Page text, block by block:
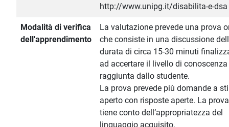
http://www.unipg.it/disabilita-e-dsa
Modalità di verifica
dell'apprendimento
La valutazione prevede una prova
che consiste in una discussione
durata di circa 15-30 minuti
ad accertare il livello di conoscenza
raggiunta dallo studente.
La prova prevede più domande a
aperto con risposte aperte. La prova
tiene conto dell’appropriatezza del
linguaggio acquisito.